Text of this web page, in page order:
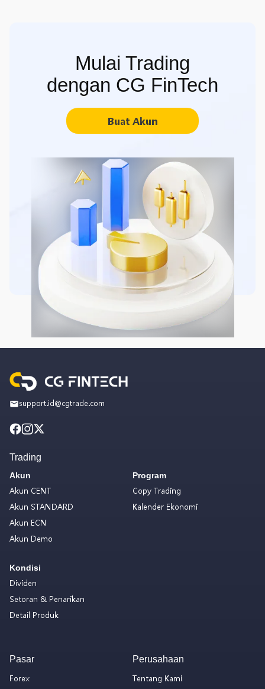
Mulai Trading
dengan CG FinTech
Buat Akun
support.id@cgtrade.com
Trading
Akun
Akun CENT
Akun STANDARD
Akun ECN
Akun Demo
Kondisi
Dividen
Setoran & Penarikan
Detail Produk
Program
Copy Trading
Kalender Ekonomi
Pasar
Forex
Perusahaan
Tentang Kami